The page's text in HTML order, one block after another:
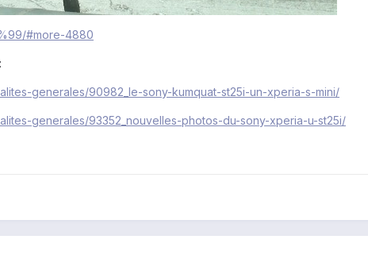
#more-4880
generales/90982_le-sony-kumquat-st25i-un-xperia-s-mini/
generales/93352_nouvelles-photos-du-sony-xperia-u-st25i/